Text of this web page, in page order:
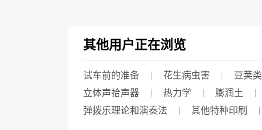
其他用户正在浏览
试车前的准备 花生病虫害 豆荚类
立体声拾声器
热力学 膨润土
弹拨乐理论和演奏法
其他特种印刷